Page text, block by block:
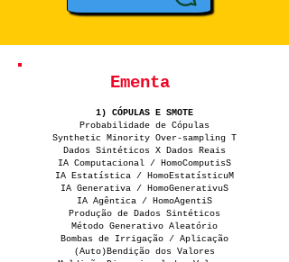
Ementa
1) CÓPULAS E SMOTE
Probabilidade de Cópulas
Synthetic Minority Over-sampling T
Dados Sintéticos X Dados Reais
IA Computacional / HomoComputisS
IA Estatística / HomoEstatísticuM
IA Generativa / HomoGenerativuS
IA Agêntica / HomoAgentiS
Produção de Dados Sintéticos
Método Generativo Aleatório
Bombas de Irrigação / Aplicação
(Auto)Bendição dos Valores